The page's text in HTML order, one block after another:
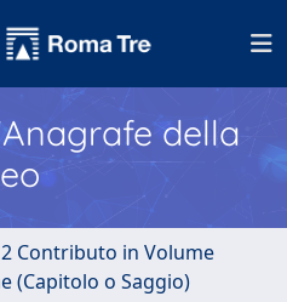
della
2 Contributo in Volume
(Capitolo o Saggio)